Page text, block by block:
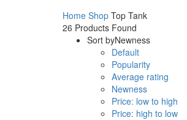
Home Shop Top Tank
26 Products Found
Sort byNewness
Default
Popularity
Average rating
Newness
Price: low to high
Price: high to low